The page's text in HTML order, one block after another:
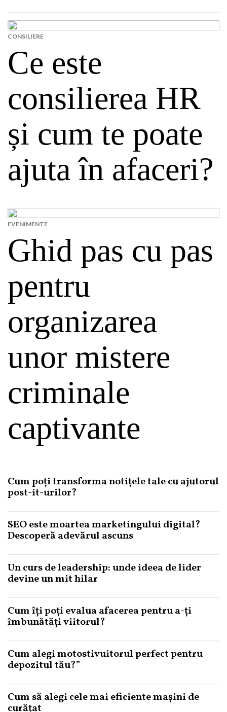
Ce este
consilierea HR
și cum te poate
ajuta în afaceri?
CONSILIERE
Ghid pas cu pas
pentru
organizarea
unor mistere
criminale
captivante
EVENIMENTE
Cum poți transforma notițele tale cu ajutorul
post-it-urilor?
SEO este moartea marketingului digital?
Descoperă adevărul ascuns
Un curs de leadership: unde ideea de lider
devine un mit hilar
Cum îți poți evalua afacerea pentru a-ți
îmbunătăți viitorul?
Cum alegi motostivuitorul perfect pentru
depozitul tău?”
Cum să alegi cele mai eficiente mașini de
curățat